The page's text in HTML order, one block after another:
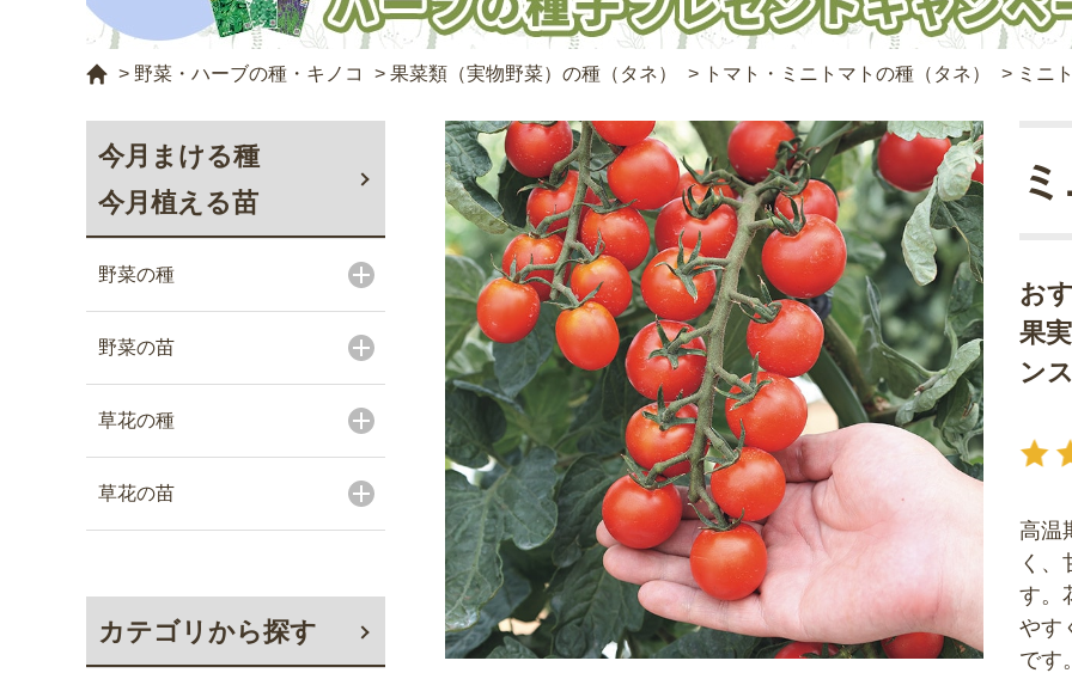
> 野菜・ハーブの種・キノコ > 果菜類（実物野菜）の種（タネ） > トマト・ミニトマトの種（タネ） > ミニ
今月まける種
今月植える苗
野菜の種
野菜の苗
草花の種
草花の苗
カテゴリから探す
お
果
ン
高温
く、
す。
やす
です